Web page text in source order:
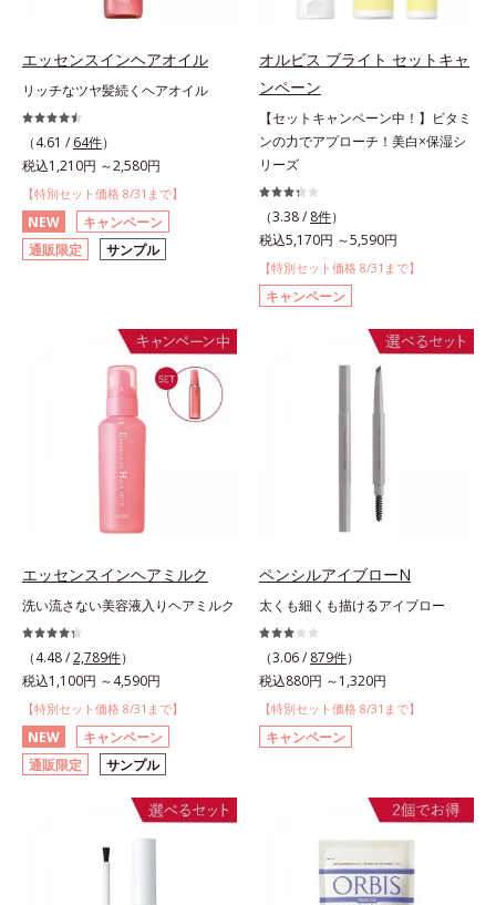
エッセンスインヘアオイル
リッチなツヤ髪続くヘアオイル
（4.61 / 64件）
税込1,210円 ～2,580円
【特別セット価格 8/31まで】
NEW
キャンペーン
通販限定
サンプル
オルビス ブライト セットキャ
ンペーン
【セットキャンペーン中！】ビタミ
ンの力でアプローチ！美白×保湿シ
リーズ
（3.38 / 8件）
税込5,170円 ～5,590円
【特別セット価格 8/31まで】
キャンペーン
エッセンスインヘアミルク
洗い流さない美容液入りヘアミルク
（4.48 /2,789件）
税込1,100円 ～4,590円
【特別セット価格 8/31まで】
NEW
キャンペーン
通販限定
サンプル
ペンシルアイブローN
太くも細くも描けるアイブロー
（3.06 / 879件）
税込880円 ～1,320円
【特別セット価格 8/31まで】
キャンペーン